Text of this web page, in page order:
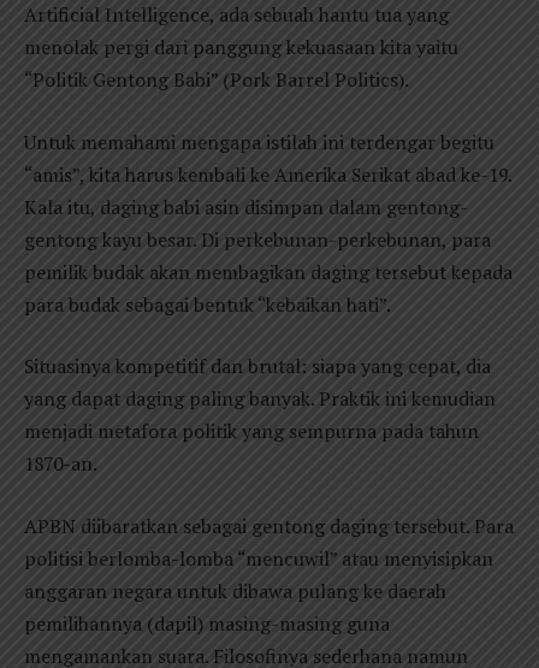
Artificial Intelligence, ada sebuah hantu tua yang
menolak pergi dari panggung kekuasaan kita yaitu
“Politik Gentong Babi” (Pork Barrel Politics).
Untuk memahami mengapa istilah ini terdengar begitu
“amis”, kita harus kembali ke Amerika Serikat abad ke-19.
Kala itu, daging babi asin disimpan dalam gentong-
gentong kayu besar. Di perkebunan-perkebunan, para
pemilik budak akan membagikan daging tersebut kepada
para budak sebagai bentuk “kebaikan hati”.
Situasinya kompetitif dan brutal: siapa yang cepat, dia
yang dapat daging paling banyak. Praktik ini kemudian
menjadi metafora politik yang sempurna pada tahun
1870-an.
APBN diibaratkan sebagai gentong daging tersebut. Para
politisi berlomba-lomba “mencuwil” atau menyisipkan
anggaran negara untuk dibawa pulang ke daerah
pemilihannya (dapil) masing-masing guna
mengamankan suara. Filosofinya sederhana namun